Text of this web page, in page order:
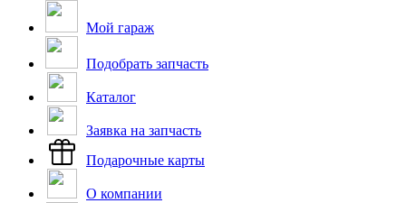
Мой гараж
Подобрать запчасть
Каталог
Заявка на запчасть
Подарочные карты
О компании